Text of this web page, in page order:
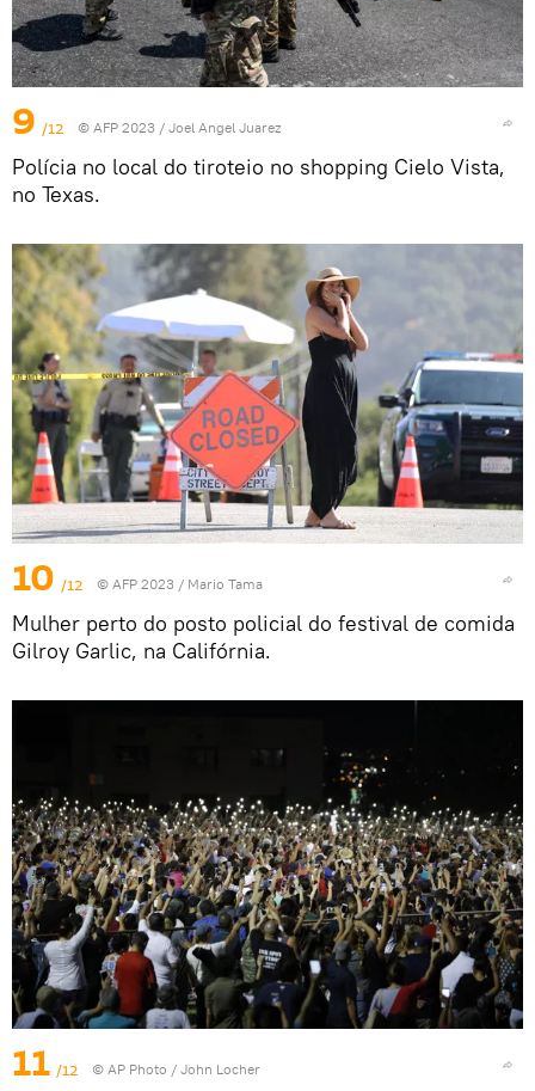
9 /12 © AFP 2023 / Joel Angel Juarez
Polícia no local do tiroteio no shopping Cielo Vista,
no Texas.
10 /12 © AFP 2023 / Mario Tama
Mulher perto do posto policial do festival de comida
Gilroy Garlic, na Califórnia.
11 /12 © AP Photo / John Locher